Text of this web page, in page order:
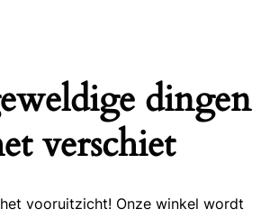
dingen
verschiet
vooruitzicht! Onze winkel wordt